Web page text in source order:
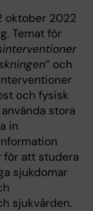
oktober 2022
Temat för
” och
och fysisk
stora
in
för att studera
sjukdomar
sjukvården.